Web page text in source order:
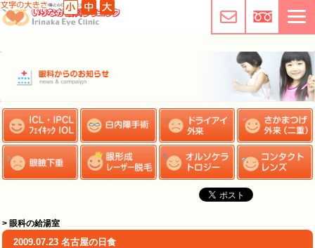
> 眼科の給湯室
2009.07.23 名古屋の日食